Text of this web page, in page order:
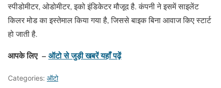
स्पीडोमीटर, ओडोमीटर, इको इंडिकेटर मौजूद है. कंपनी ने इसमें साइलेंट
किलर मोड का इस्तेमाल किया गया है, जिससे बाइक बिना आवाज किए स्टार्ट
हो जाती है.
आपके लिए – ऑटो से जुड़ी खबरें यहाँ पढ़ें
Categories: ऑटो